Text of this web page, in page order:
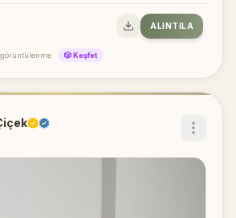
ALINTILA
🎲 Keşfet